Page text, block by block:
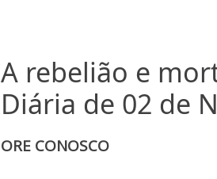
A rebelião e
Diária de 02 de
ORE CONOSCO